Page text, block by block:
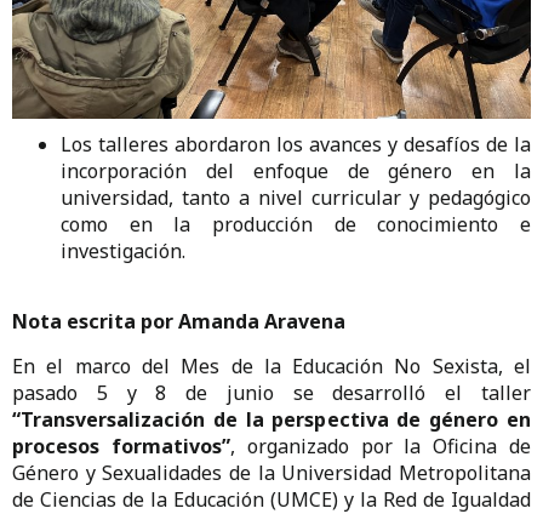
Los talleres abordaron los avances y desafíos de la
incorporación del enfoque de género en la
universidad, tanto a nivel curricular y pedagógico
como en la producción de conocimiento e
investigación.
Nota escrita por Amanda Aravena
En el marco del Mes de la Educación No Sexista, el
pasado 5 y 8 de junio se desarrolló el taller
“Transversalización de la perspectiva de género en
procesos formativos”, organizado por la Oficina de
Género y Sexualidades de la Universidad Metropolitana
de Ciencias de la Educación (UMCE) y la Red de Igualdad